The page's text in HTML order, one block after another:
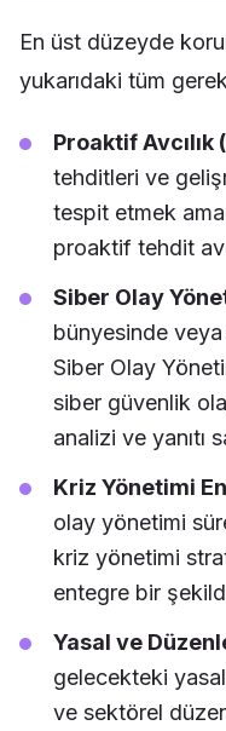
En üst düzeyde
yukarıdaki tüm
Proaktif
tehditleri ve
tespit etmek
proaktif tehdit
Siber Olay
bünyesinde veya
Siber Olay
siber güvenlik
analizi ve yanıtı
Kriz Yönetimi
olay yönetimi
kriz yönetimi
entegre bir
Yasal ve
gelecekteki
ve sektörel